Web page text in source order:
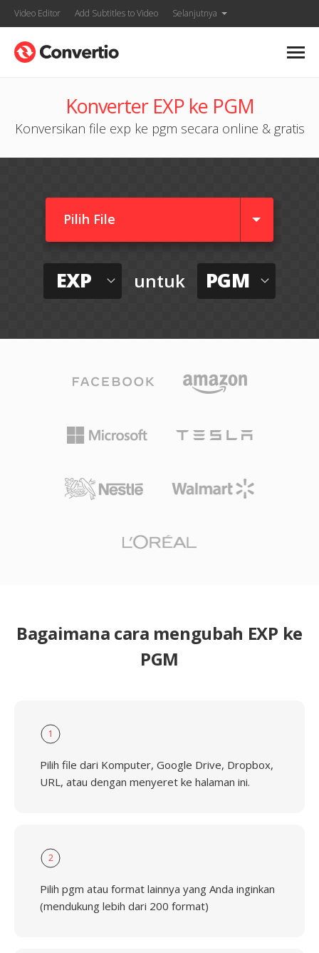
Video Editor Add Subtitles to Video Selanjutnya
Konverter EXP ke PGM
Konversikan file exp ke pgm secara online & gratis
Pilih File
EXP untuk PGM
Bagaimana cara mengubah EXP ke
PGM
1
Pilih file dari Komputer, Google Drive, Dropbox,
URL, atau dengan menyeret ke halaman ini.
2
Pilih pgm atau format lainnya yang Anda inginkan
(mendukung lebih dari 200 format)